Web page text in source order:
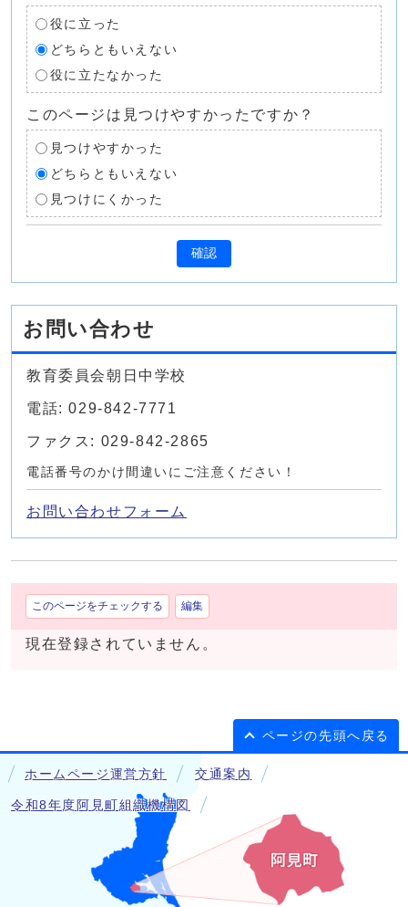
役に立った
どちらともいえない
役に立たなかった
このページは見つけやすかったですか？
見つけやすかった
どちらともいえない
見つけにくかった
確認
お問い合わせ
教育委員会朝日中学校
電話: 029-842-7771
ファクス: 029-842-2865
電話番号のかけ間違いにご注意ください！
お問い合わせフォーム
このページをチェックする 編集
現在登録されていません。
ページの先頭へ戻る
ホームページ運営方針 交通案内
令和8年度阿見町組織機構図